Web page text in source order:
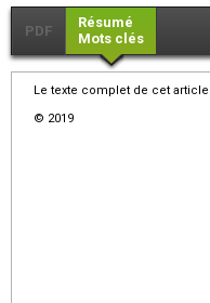
PDF
Résumé
Mots clés
Le texte complet de cet
© 2019